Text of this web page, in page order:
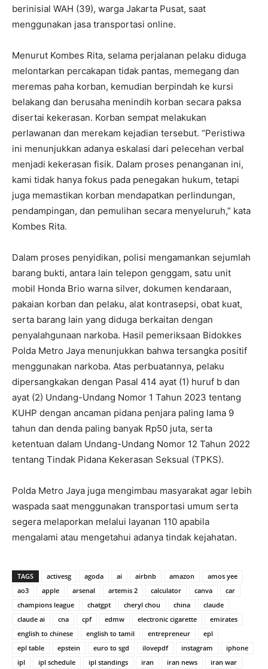
berinisial WAH (39), warga Jakarta Pusat, saat
menggunakan jasa transportasi online.
Menurut Kombes Rita, selama perjalanan pelaku diduga
melontarkan percakapan tidak pantas, memegang dan
meremas paha korban, kemudian berpindah ke kursi
belakang dan berusaha menindih korban secara paksa
disertai kekerasan. Korban sempat melakukan
perlawanan dan merekam kejadian tersebut. “Peristiwa
ini menunjukkan adanya eskalasi dari pelecehan verbal
menjadi kekerasan fisik. Dalam proses penanganan ini,
kami tidak hanya fokus pada penegakan hukum, tetapi
juga memastikan korban mendapatkan perlindungan,
pendampingan, dan pemulihan secara menyeluruh,” kata
Kombes Rita.
Dalam proses penyidikan, polisi mengamankan sejumlah
barang bukti, antara lain telepon genggam, satu unit
mobil Honda Brio warna silver, dokumen kendaraan,
pakaian korban dan pelaku, alat kontrasepsi, obat kuat,
serta barang lain yang diduga berkaitan dengan
penyalahgunaan narkoba. Hasil pemeriksaan Bidokkes
Polda Metro Jaya menunjukkan bahwa tersangka positif
menggunakan narkoba. Atas perbuatannya, pelaku
dipersangkakan dengan Pasal 414 ayat (1) huruf b dan
ayat (2) Undang-Undang Nomor 1 Tahun 2023 tentang
KUHP dengan ancaman pidana penjara paling lama 9
tahun dan denda paling banyak Rp50 juta, serta
ketentuan dalam Undang-Undang Nomor 12 Tahun 2022
tentang Tindak Pidana Kekerasan Seksual (TPKS).
Polda Metro Jaya juga mengimbau masyarakat agar lebih
waspada saat menggunakan transportasi umum serta
segera melaporkan melalui layanan 110 apabila
mengalami atau mengetahui adanya tindak kejahatan.
TAGS activesg agoda ai airbnb amazon
amos yee
ao3
apple arsenal artemis 2 calculator canva
car
champions league
chatgpt cheryl chou china
claude
claude ai
cna cpf edmw electronic cigarette
emirates
english to chinese
english to tamil entrepreneur
epl
epl table
epstein euro to sgd ilovepdf instagram
iphone
ipl
ipl schedule ipl standings iran iran news iran war